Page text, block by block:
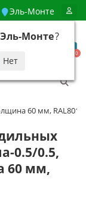
Эль-Монте
Эль-Монте?
0
60 мм, RAL8017
0.5/0.5,
60 мм,